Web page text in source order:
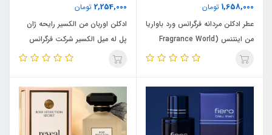
1,658,000 تومان
عطر ادکلن مردانه فرگرانس ورد باواریا
من اینتنس (Fragrance World
Bavaria Man Intense) مشابه
100 میل
2,254,000 تومان
ادکلن اوربان من الکسیر رایحه ژان
پل له میل الکسیر شرکت فرگرانس
ورد 90 میل URBAN MAN ELIXIR